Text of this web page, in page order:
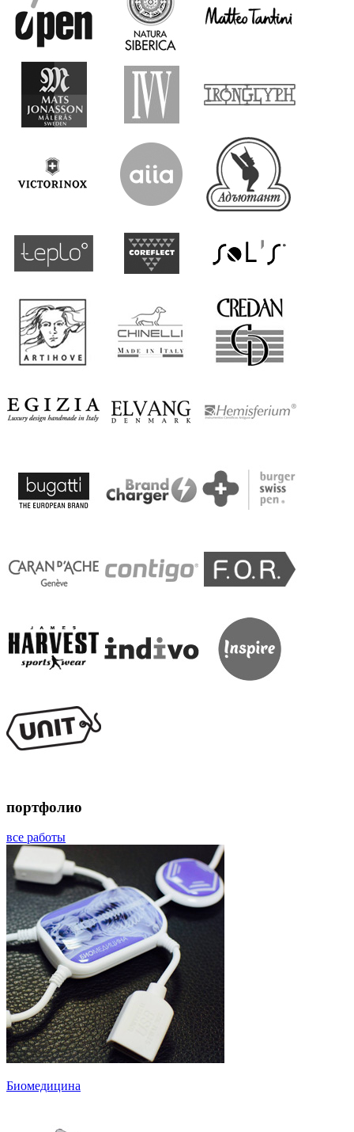
портфолио
все работы
Биомедицина